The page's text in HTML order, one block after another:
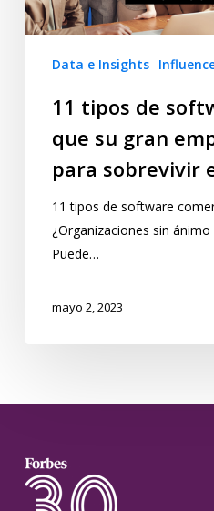
Data e Insights
11 tipos de
que su gran
para sobrevivir
11 tipos de software
¿Organizaciones sin ánimo
Puede…
mayo 2, 2023